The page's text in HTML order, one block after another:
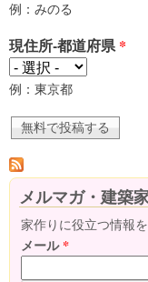
例：みのる
現住所-都道府県*
例：東京都
メルマガ・建築
家作りに役立つ情報
メール*